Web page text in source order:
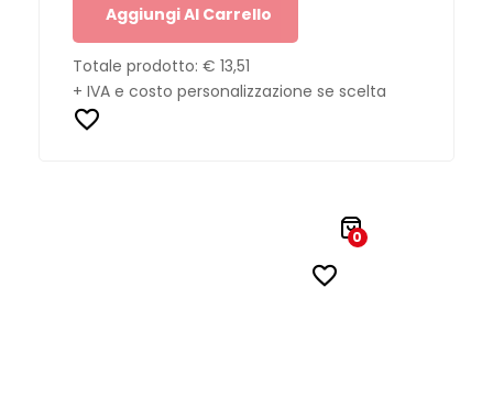
Aggiungi Al Carrello
Totale prodotto: € 13,51
+ IVA e costo personalizzazione se scelta
0